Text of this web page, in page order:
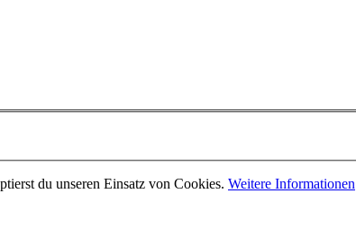
du unseren Einsatz von Cookies. Weitere Informationen